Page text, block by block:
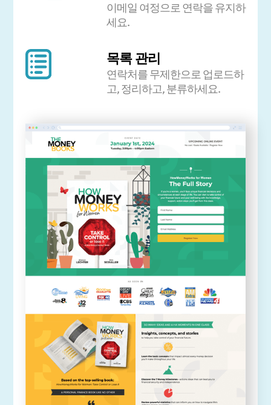
이메일 여정으로 연락을 유지하
세요.
목록 관리
연락처를 무제한으로 업로드하
고, 정리하고, 분류하세요.